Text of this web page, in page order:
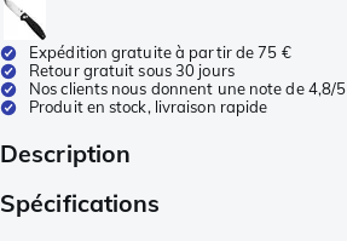
Expédition gratuite à partir de 75 €
Retour gratuit sous 30 jours
Nos clients nous donnent une note de 4,8/5
Produit en stock, livraison rapide
Description
Spécifications